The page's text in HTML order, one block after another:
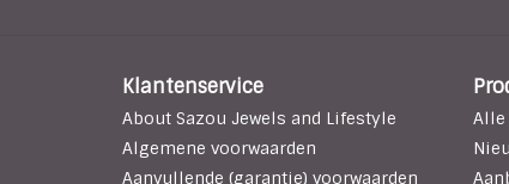
Klantenservice
About Sazou Jewels and Lifestyle
Algemene voorwaarden
Aanvullende (garantie) voorwaarden
Alle